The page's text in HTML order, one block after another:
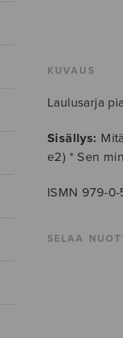
KUVAUS
Laulusarja
Sisällys:
e2) * Sen
ISMN 979-
SELAA